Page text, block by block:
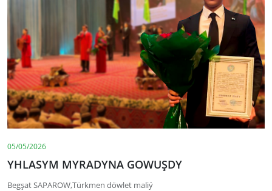
05/05/2026
YHLASYM MYRADYNA GOWUŞDY
Begşat SAPAROW,Türkmen döwlet maliý